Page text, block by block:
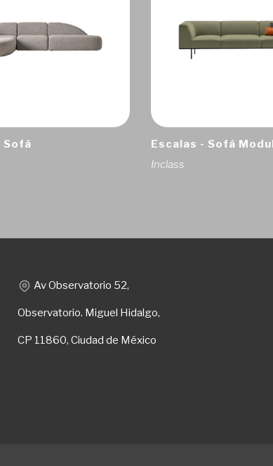
Sofá
Escalas - Sofá
Inclass
Av Observatorio 52,
Observatorio. Miguel Hidalgo,
CP 11860, Ciudad de México